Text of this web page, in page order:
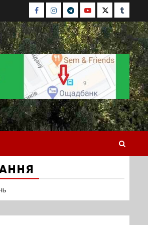
Facebook
Instagram
TelegramYoutubeTwitterTumblr